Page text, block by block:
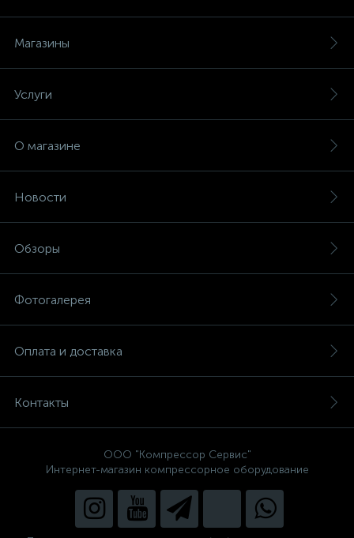
Магазины
Услуги
О магазине
Новости
Обзоры
Фотогалерея
Оплата и доставка
Контакты
ООО "Компрессор Сервис"
Интернет-магазин компрессорное оборудование